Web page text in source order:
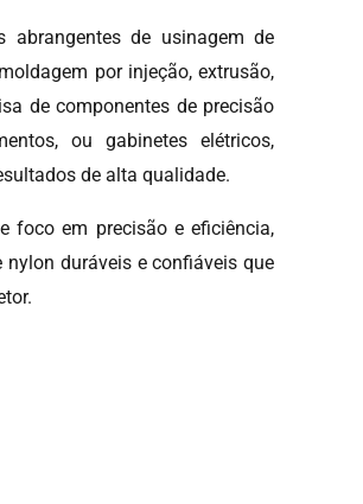
abrangentes de usinagem de
por injeção, extrusão,
de componentes de precisão
ou gabinetes elétricos,
de alta qualidade.
foco em precisão e eficiência,
duráveis ​​e confiáveis ​​que